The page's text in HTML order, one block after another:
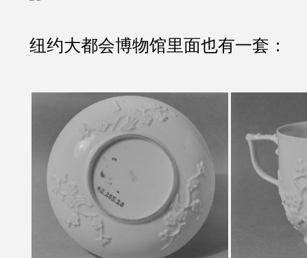
纽约大都会博物馆里面也有一套：